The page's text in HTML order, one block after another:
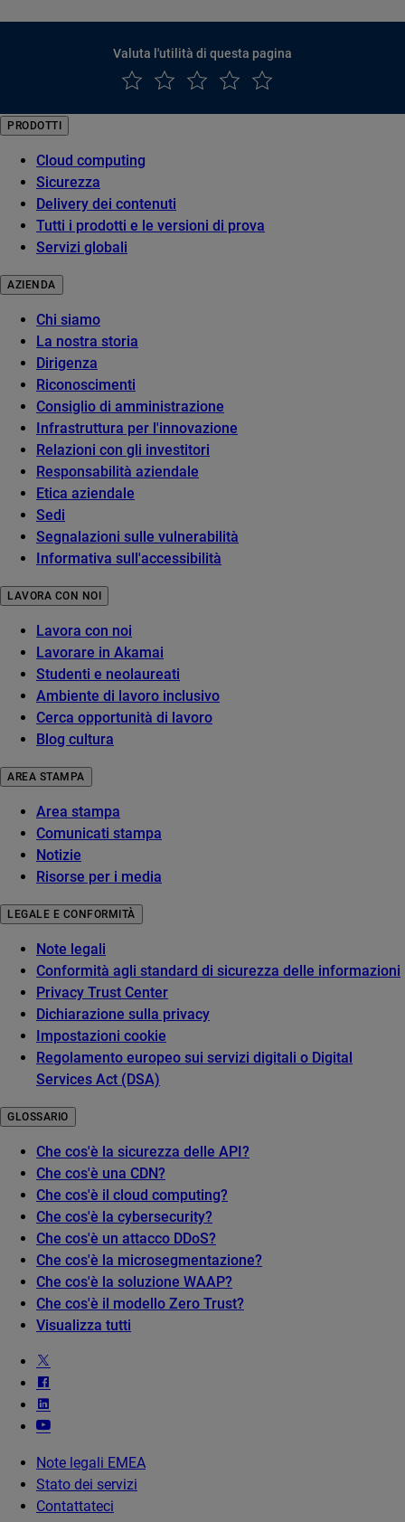
Valuta l'utilità di questa pagina
PRODOTTI
Cloud computing
Sicurezza
Delivery dei contenuti
Tutti i prodotti e le versioni di prova
Servizi globali
AZIENDA
Chi siamo
La nostra storia
Dirigenza
Riconoscimenti
Consiglio di amministrazione
Infrastruttura per l'innovazione
Relazioni con gli investitori
Responsabilità aziendale
Etica aziendale
Sedi
Segnalazioni sulle vulnerabilità
Informativa sull'accessibilità
LAVORA CON NOI
Lavora con noi
Lavorare in Akamai
Studenti e neolaureati
Ambiente di lavoro inclusivo
Cerca opportunità di lavoro
Blog cultura
AREA STAMPA
Area stampa
Comunicati stampa
Notizie
Risorse per i media
LEGALE E CONFORMITÀ
Note legali
Conformità agli standard di sicurezza delle informazioni
Privacy Trust Center
Dichiarazione sulla privacy
Impostazioni cookie
Regolamento europeo sui servizi digitali o Digital
Services Act (DSA)
GLOSSARIO
Che cos'è la sicurezza delle API?
Che cos'è una CDN?
Che cos'è il cloud computing?
Che cos'è la cybersecurity?
Che cos'è un attacco DDoS?
Che cos'è la microsegmentazione?
Che cos'è la soluzione WAAP?
Che cos'è il modello Zero Trust?
Visualizza tutti
Note legali EMEA
Stato dei servizi
Contattateci